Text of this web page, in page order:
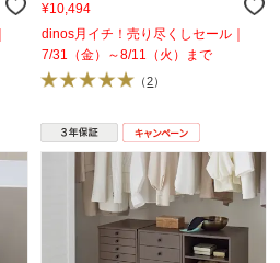
¥10,494
dinos月イチ！売り尽くしセール｜
7/31（金）～8/11（火）まで
（2）